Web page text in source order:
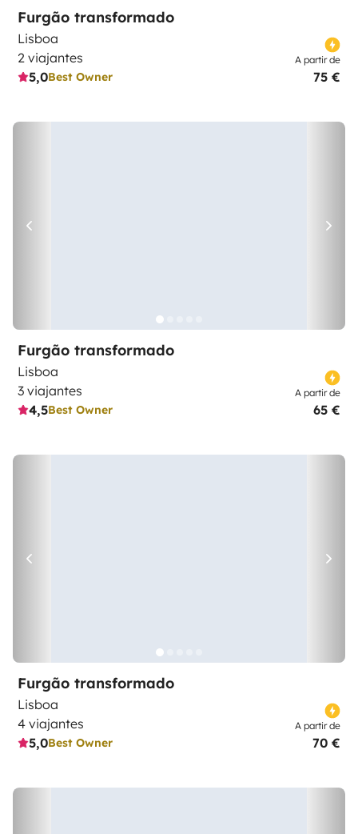
Furgão transformado
Lisboa
2 viajantes
5,0Best Owner
A partir de
75 €
Furgão transformado
Lisboa
3 viajantes
4,5Best Owner
A partir de
65 €
Furgão transformado
Lisboa
4 viajantes
5,0Best Owner
A partir de
70 €